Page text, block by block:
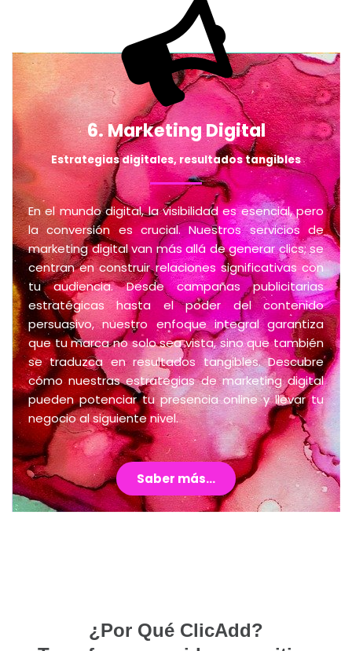
6. Marketing Digital
Estrategias digitales, resultados tangibles
En el mundo digital, la visibilidad es esencial, pero
la conversión es crucial. Nuestros servicios de
marketing digital van más allá de generar clics; se
centran en construir relaciones significativas con
tu audiencia. Desde campañas publicitarias
estratégicas hasta el poder del contenido
persuasivo, nuestro enfoque integral garantiza
que tu marca no solo sea vista, sino que también
se traduzca en resultados tangibles. Descubre
cómo nuestras estrategias de marketing digital
pueden potenciar tu presencia online y llevar tu
negocio al siguiente nivel.
Saber más...
¿Por Qué ClicAdd?